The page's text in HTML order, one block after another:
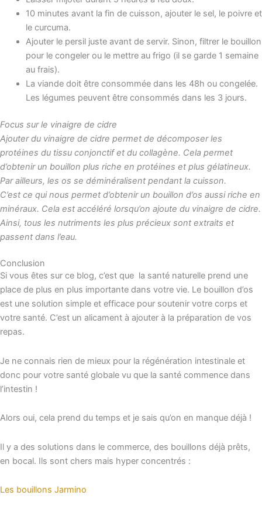
10 minutes avant la fin de cuisson, ajouter le sel, le poivre et
le curcuma.
Ajouter le persil juste avant de servir. Sinon, filtrer le bouillon
pour le congeler ou le mettre au frigo (il se garde 1 semaine
au frais).
La viande doit être consommée dans les 48h ou congelée.
Les légumes peuvent être consommés dans les 3 jours.
Focus sur le vinaigre de cidre
Ajouter du vinaigre de cidre permet de décomposer les
protéines du tissu conjonctif et du collagène. Cela permet
d’obtenir un bouillon plus riche en protéines et plus gélatineux.
Par ailleurs, les os se déminéralisent pendant la cuisson.
C’est ce qui nous permet d’obtenir un bouillon d’os aussi riche en
minéraux. Cela est accéléré lorsqu’on ajoute du vinaigre de cidre.
Ainsi, tous les nutriments les plus précieux sont extraits et
passent dans l’eau.
Conclusion
Si vous êtes sur ce blog, c’est que la santé naturelle prend une
place de plus en plus importante dans votre vie. Le bouillon d’os
est une solution simple et efficace pour soutenir votre corps et
votre santé. C’est un alicament à ajouter à la préparation de vos
repas.
Je ne connais rien de mieux pour la régénération intestinale et
donc pour votre santé globale vu que la santé commence dans
l’intestin !
Alors oui, cela prend du temps et je sais qu’on en manque déjà !
Il y a des solutions dans le commerce, des bouillons déjà prêts,
en bocal. Ils sont chers mais hyper concentrés :
Les bouillons Jarmino